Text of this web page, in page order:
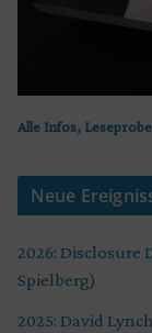
Alle Infos,
Neue
2026: Disclosure
Spielberg)
2025: David